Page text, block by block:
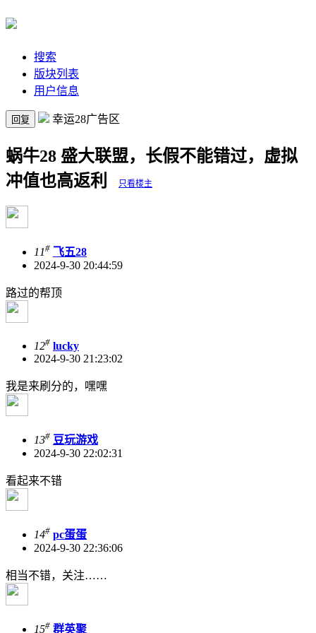
搜索
版块列表
用户信息
回复 幸运28广告区
蜗牛28 盛大联盟，长假不能错过，虚拟
冲值也高返利
只看楼主
11# 飞五28
2024-9-30 20:44:59
路过的帮顶
12# lucky
2024-9-30 21:23:02
我是来刷分的，嘿嘿
13# 豆玩游戏
2024-9-30 22:02:31
看起来不错
14# pc蛋蛋
2024-9-30 22:36:06
相当不错，关注……
15# 群英聚